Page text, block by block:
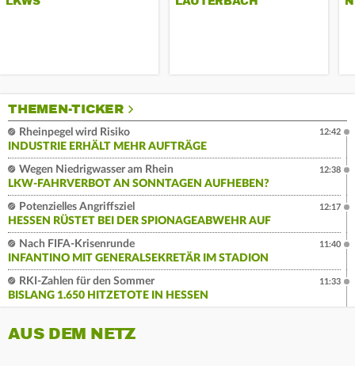
THEMEN-TICKER
Rheinpegel wird Risiko
INDUSTRIE ERHÄLT MEHR AUFTRÄGE
12:42
Wegen Niedrigwasser am Rhein
LKW-FAHRVERBOT AN SONNTAGEN AUFHEBEN?
12:38
Potenzielles Angriffsziel
HESSEN RÜSTET BEI DER SPIONAGEABWEHR AUF
12:17
Nach FIFA-Krisenrunde
INFANTINO MIT GENERALSEKRETÄR IM STADION
11:40
RKI-Zahlen für den Sommer
BISLANG 1.650 HITZETOTE IN HESSEN
11:33
AUS DEM NETZ